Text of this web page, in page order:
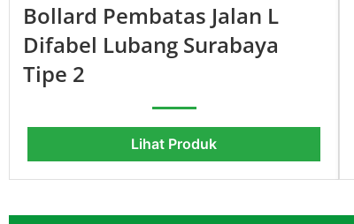
Bollard Pembatas Jalan L
Difabel Lubang Surabaya
Tipe 2
Lihat Produk